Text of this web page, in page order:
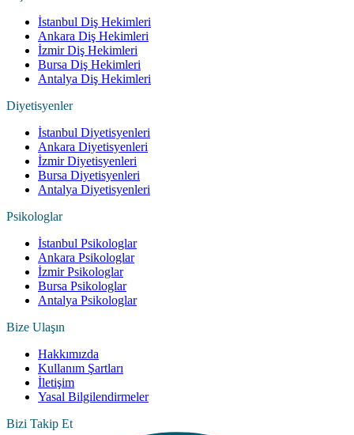
İstanbul Diş Hekimleri
Ankara Diş Hekimleri
İzmir Diş Hekimleri
Bursa Diş Hekimleri
Antalya Diş Hekimleri
Diyetisyenler
İstanbul Diyetisyenleri
Ankara Diyetisyenleri
İzmir Diyetisyenleri
Bursa Diyetisyenleri
Antalya Diyetisyenleri
Psikologlar
İstanbul Psikologlar
Ankara Psikologlar
İzmir Psikologlar
Bursa Psikologlar
Antalya Psikologlar
Bize Ulaşın
Hakkımızda
Kullanım Şartları
İletişim
Yasal Bilgilendirmeler
Bizi Takip Et